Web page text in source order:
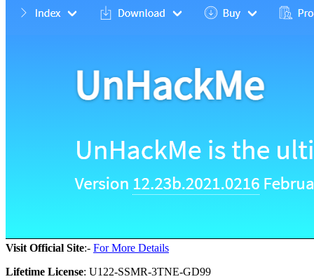
Visit Official Site:- For More Details
Lifetime License: U122-SSMR-3TNE-GD99